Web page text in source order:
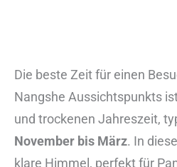
Die beste Zeit für einen
Nangshe Aussichtspunkts
und trockenen Jahreszeit,
November bis März. In
klare Himmel, perfekt für